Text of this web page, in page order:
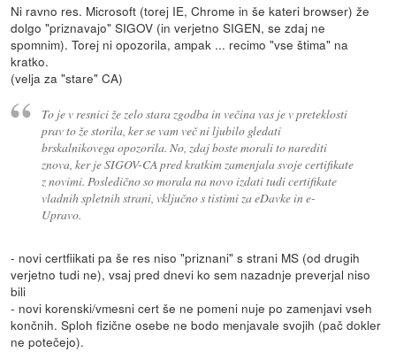
Ni ravno res. Microsoft (torej IE, Chrome in še kateri browser) že
dolgo "priznavajo" SIGOV (in verjetno SIGEN, se zdaj ne
spomnim). Torej ni opozorila, ampak ... recimo "vse štima" na
kratko.
(velja za "stare" CA)
To je v resnici že zelo stara zgodba in večina vas je v preteklosti
prav to že storila, ker se vam več ni ljubilo gledati
brskalnikovega opozorila. No, zdaj boste morali to narediti
znova, ker je SIGOV-CA pred kratkim zamenjala svoje certifikate
z novimi. Posledično so morala na novo izdati tudi certifikate
vladnih spletnih strani, vključno s tistimi za eDavke in e-
Upravo.
- novi certfiikati pa še res niso "priznani" s strani MS (od drugih
verjetno tudi ne), vsaj pred dnevi ko sem nazadnje preverjal niso
bili
- novi korenski/vmesni cert še ne pomeni nuje po zamenjavi vseh
končnih. Sploh fizične osebe ne bodo menjavale svojih (pač dokler
ne potečejo).